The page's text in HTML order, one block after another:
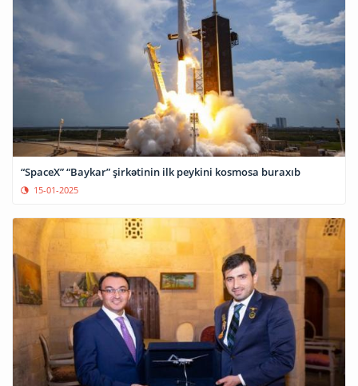
“SpaceX” “Baykar” şirkətinin ilk peykini kosmosa buraxıb
15-01-2025